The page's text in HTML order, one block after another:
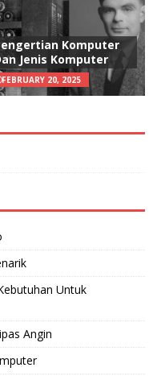
Komputer
Jenis Komputer
FEBRUARY 20, 2025
Untuk
Angin